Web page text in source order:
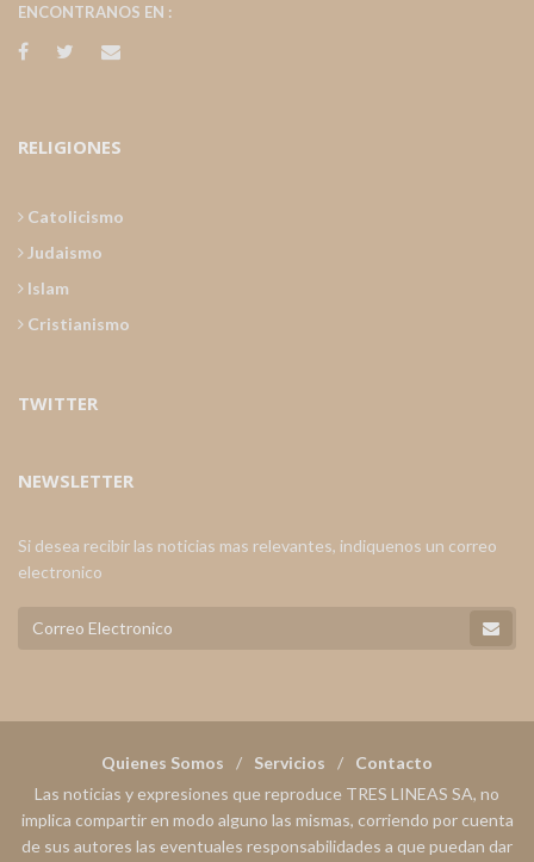
ENCONTRANOS EN :
RELIGIONES
Catolicismo
Judaismo
Islam
Cristianismo
TWITTER
NEWSLETTER
Si desea recibir las noticias mas relevantes, indiquenos un correo
electronico
Quienes Somos Servicios
Contacto
Las noticias y expresiones que reproduce TRES LINEAS SA, no
implica compartir en modo alguno las mismas, corriendo por cuenta
de sus autores las eventuales responsabilidades a que puedan dar